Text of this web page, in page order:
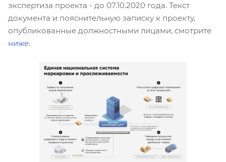
экспертиза проекта - до 07.10.2020 года. Текст
документа и пояснительную записку к проекту,
опубликованные должностными лицами, смотрите
ниже.